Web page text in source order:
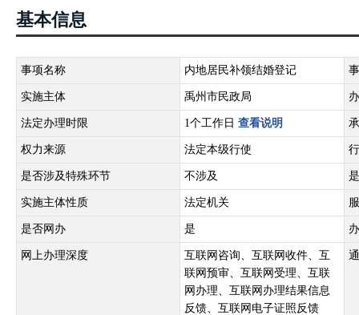
基本信息
事项名称 内地居民补领结婚登记
实施主体 禹州市民政局
法定办理时限 1个工作日 查看说明
权力来源 法定本级行使
是否涉及特殊环节 不涉及
实施主体性质 法定机关
是否网办 是
网上办理深度
互联网咨询、互联网收件、互
联网预审、互联网受理、互联
网办理、互联网办理结果信息
反馈、互联网电子证照反馈